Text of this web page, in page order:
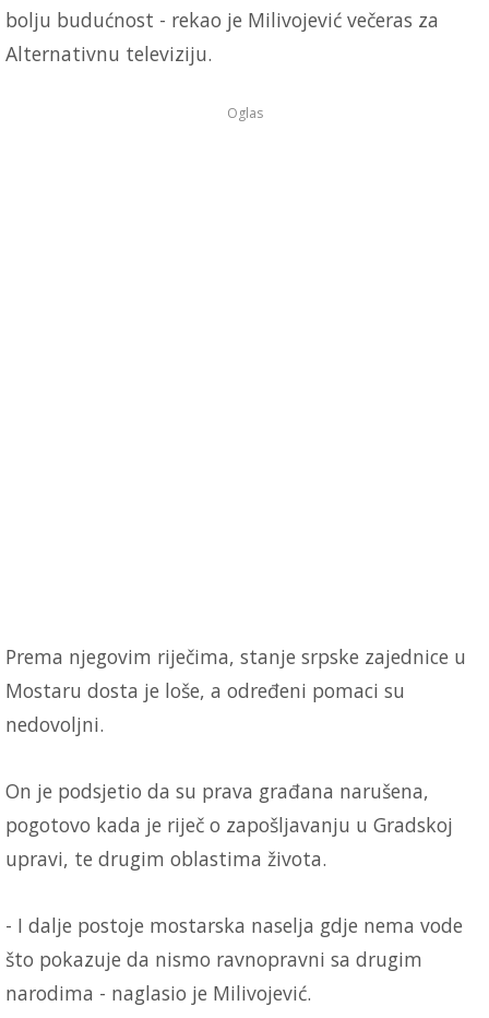
bolju budućnost - rekao je Milivojević večeras za
Alternativnu televiziju.
Oglas
Prema njegovim riječima, stanje srpske zajednice u
Mostaru dosta je loše, a određeni pomaci su
nedovoljni.
On je podsjetio da su prava građana narušena,
pogotovo kada je riječ o zapošljavanju u Gradskoj
upravi, te drugim oblastima života.
- I dalje postoje mostarska naselja gdje nema vode
što pokazuje da nismo ravnopravni sa drugim
narodima - naglasio je Milivojević.